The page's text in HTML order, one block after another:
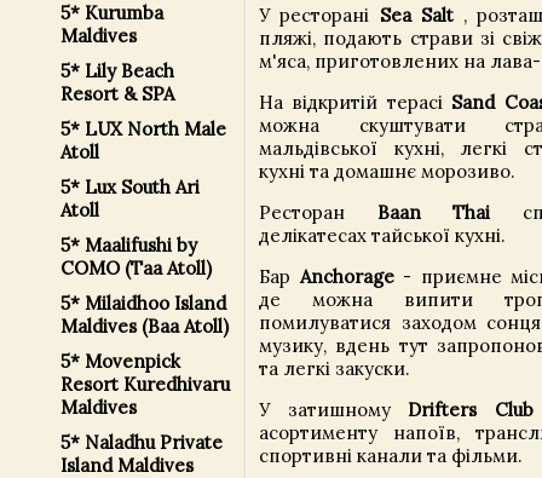
5* Kurumba
Maldives
5* Lily Beach
Resort & SPA
5* LUX North Male
Atoll
5* Lux South Ari
Atoll
5* Maalifushi by
COMO (Taa Atoll)
5* Milaidhoo Island
Maldives (Baa Atoll)
5* Movenpick
Resort Kuredhivaru
Maldives
5* Naladhu Private
Island Maldives
У ресторані Sea Salt,
пляжі, подають страви зі
м'яса, приготовлених на лава-
На відкритій терасі Sand
можна скуштувати
мальдівської кухні, легкі
кухні та домашнє морозиво.
Ресторан Baan Thai
делікатесах тайської кухні.
Бар Anchorage- приємне
де можна випити
помилуватися заходом
музику, вдень тут
та легкі закуски.
У затишному Drifters Club
асортименту напоїв,
спортивні канали та фільми.